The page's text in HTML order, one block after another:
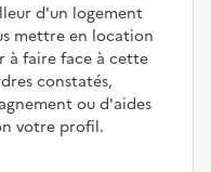
d'un logement
mettre en location
à faire face à cette
constatés,
ou d'aides
votre profil.